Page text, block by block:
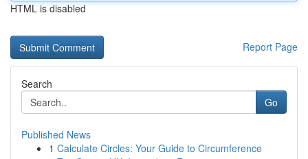
HTML is disabled
Report Page
Search
Go
Published News
1 Calculate Circles: Your Guide to Circumference